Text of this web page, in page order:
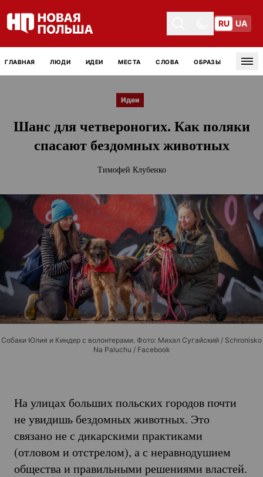
Toggle themeToggle theme
RU UA
ГЛАВНАЯ ЛЮДИ ИДЕИ МЕСТА СЛОВА ОБРАЗЫ
Идеи
Шанс для четвероногих. Как поляки
спасают бездомных животных
Тимофей Клубенко
Собаки Юлия и Киндер с волонтерами. Фото: Михал Сугайский / Schronisko
Na Paluchu / Facebook
На улицах больших польских городов почти
не увидишь бездомных животных. Это
связано не с дикарскими практиками
(отловом и отстрелом), а с неравнодушием
общества и правильными решениями властей.